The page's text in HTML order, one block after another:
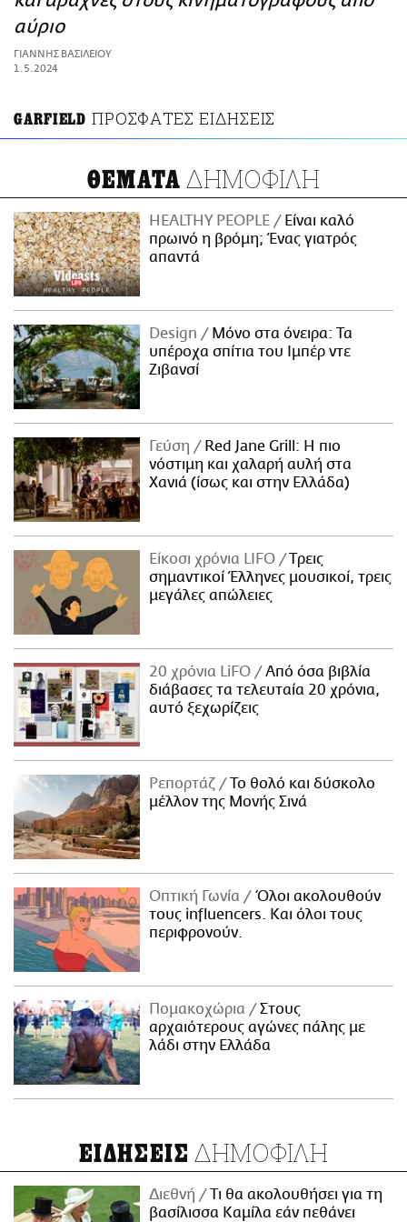
ΑΜΠΑ
PRINT
αύριο
ΓΙΑΝΝΗΣ ΒΑΣΙΛΕΙΟΥ
1.5.2024
GARFIELD ΠΡΟΣΦΑΤΕΣ ΕΙΔΗΣΕΙΣ
ΘΕΜΑΤΑ ΔΗΜΟΦΙΛΗ
HEALTHY PEOPLE
Είναι καλό
πρωινό η βρόμη; Ένας γιατρός
απαντά
Design
Μόνο στα όνειρα: Τα
υπέροχα σπίτια του Ιμπέρ ντε
Ζιβανσί
Γεύση
Red Jane Grill: Η πιο
νόστιμη και χαλαρή αυλή στα
Χανιά (ίσως και στην Ελλάδα)
Είκοσι χρόνια LIFO
Tρεις
σημαντικοί Έλληνες μουσικοί, τρεις
μεγάλες απώλειες
20 χρόνια LiFO
Από όσα βιβλία
διάβασες τα τελευταία 20 χρόνια,
αυτό ξεχωρίζεις
Ρεπορτάζ
Το θολό και δύσκολο
μέλλον της Μονής Σινά
Οπτική Γωνία
Όλοι ακολουθούν
τους influencers. Και όλοι τους
περιφρονούν.
Πομακοχώρια
Στους
αρχαιότερους αγώνες πάλης με
λάδι στην Ελλάδα
ΕΙΔΗΣΕΙΣ ΔΗΜΟΦΙΛΗ
Διεθνή
Τι θα ακολουθήσει για τη
βασίλισσα Καμίλα εάν πεθάνει